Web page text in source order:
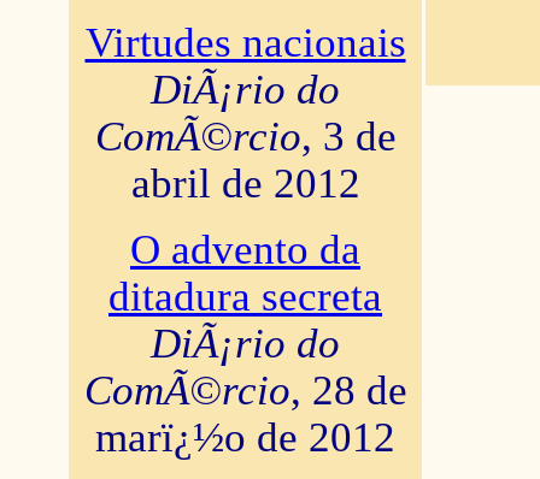
Virtudes nacionais
DiÃ¡rio do
ComÃ©rcio, 3 de
abril de 2012
O advento da
ditadura secreta
DiÃ¡rio do
ComÃ©rcio, 28 de
marï¿½o de 2012